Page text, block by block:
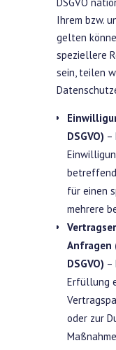
Ihrem bzw.
gelten
speziellere
sein, teilen
DSGVO) –
für einen
mehrere
Anfragen
DSGVO) –
Erfüllung
oder zur